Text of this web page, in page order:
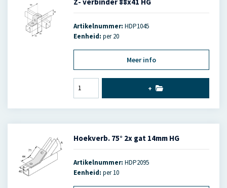
Z- verbinder 88x41 HG
Artikelnummer: HDP1045
Eenheid: per 20
Meer info
+
Hoekverb. 75° 2x gat 14mm HG
Artikelnummer: HDP2095
Eenheid: per 10